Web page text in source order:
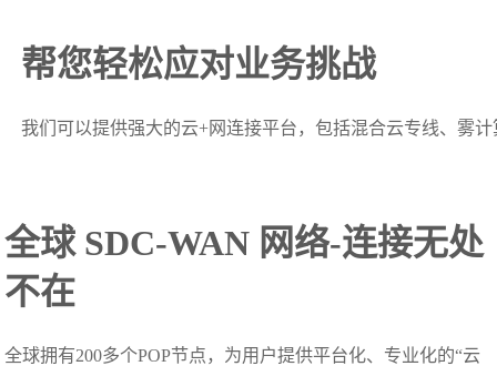
帮您轻松应对业务挑战
我们可以提供强大的云+网连接平台，包括混合云专线、雾
全球 SDC-WAN 网络-连接无处
不在
全球拥有200多个POP节点，为用户提供平台化、专业化的“云